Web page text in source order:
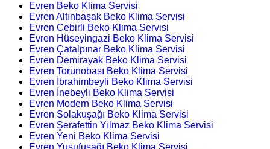
Evren Beko Klima Servisi
Evren Altınbaşak Beko Klima Servisi
Evren Cebirli Beko Klima Servisi
Evren Hüseyingazi Beko Klima Servisi
Evren Çatalpınar Beko Klima Servisi
Evren Demirayak Beko Klima Servisi
Evren Torunobası Beko Klima Servisi
Evren İbrahimbeyli Beko Klima Servisi
Evren İnebeyli Beko Klima Servisi
Evren Modern Beko Klima Servisi
Evren Solakuşağı Beko Klima Servisi
Evren Şerafettin Yılmaz Beko Klima Servisi
Evren Yeni Beko Klima Servisi